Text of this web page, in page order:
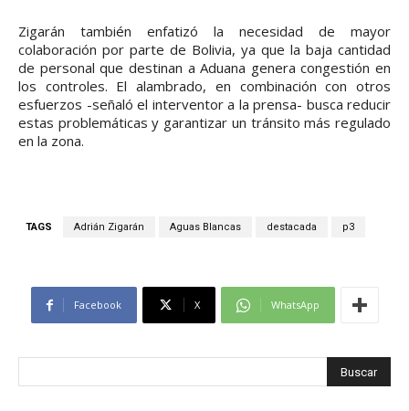
Zigarán también enfatizó la necesidad de mayor
colaboración por parte de Bolivia, ya que la baja cantidad
de personal que destinan a Aduana genera congestión en
los controles. El alambrado, en combinación con otros
esfuerzos -señaló el interventor a la prensa- busca reducir
estas problemáticas y garantizar un tránsito más regulado
en la zona.
TAGS Adrián Zigarán Aguas Blancas destacada p3
Facebook X WhatsApp